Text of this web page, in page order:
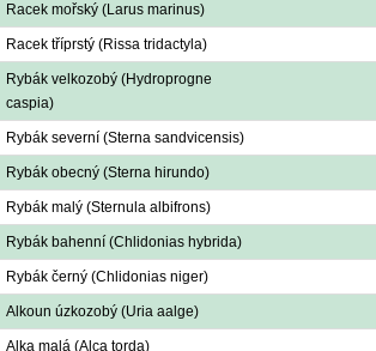
Racek mořský (Larus marinus)
Racek tříprstý (Rissa tridactyla)
Rybák velkozobý (Hydroprogne
caspia)
Rybák severní (Sterna sandvicensis)
Rybák obecný (Sterna hirundo)
Rybák malý (Sternula albifrons)
Rybák bahenní (Chlidonias hybrida)
Rybák černý (Chlidonias niger)
Alkoun úzkozobý (Uria aalge)
Alka malá (Alca torda)